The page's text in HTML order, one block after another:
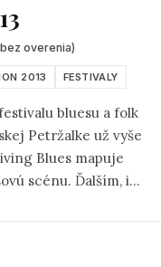
a tam sa po chvíli
albumu:
overenia)
2013 FESTIVALY
Blues mapuje
scénu. Ďalším, i